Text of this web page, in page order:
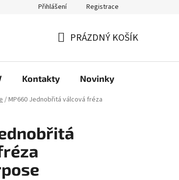
Přihlášení Registrace
KOŠÍK
PRÁZDNÝ KOŠÍK
Kontakty Novinky
/MP660 Jednobřitá válcová fréza